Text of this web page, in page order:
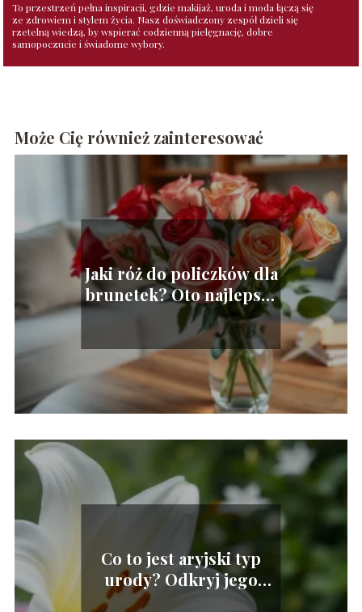
To przestrzeń pełna inspiracji, gdzie makijaż, uroda i moda łączą się
ze zdrowiem i stylem życia. Nasz doświadczony zespół dzieli się
rzetelną wiedzą, by wspierać codzienną pielęgnację, dobre
samopoczucie i świadome wybory.
Może Cię również zainteresować
Jaki róż do policzków dla
brunetek? Oto najlepsze
porady
Co to jest aryjski typ
urody? Odkryj jego
cechy i znaczenie